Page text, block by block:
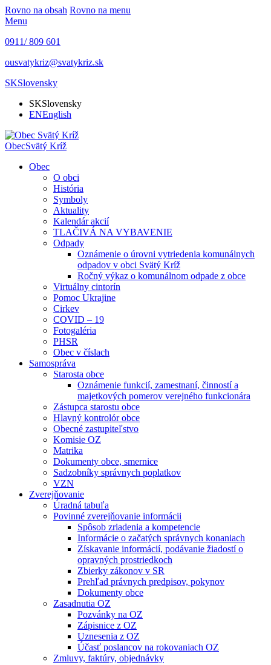
Rovno na obsah Rovno na menu
Menu
0911/ 809 601
ousvatykriz@svatykriz.sk
SKSlovensky
SKSlovensky
ENEnglish
ObecSvätý Kríž
Obec
O obci
História
Symboly
Aktuality
Kalendár akcií
TLAČIVÁ NA VYBAVENIE
Odpady
Oznámenie o úrovni vytriedenia komunálnych
odpadov v obci Svätý Kríž
Ročný výkaz o komunálnom odpade z obce
Virtuálny cintorín
Pomoc Ukrajine
Cirkev
COVID – 19
Fotogaléria
PHSR
Obec v číslach
Samospráva
Starosta obce
Oznámenie funkcií, zamestnaní, činností a
majetkových pomerov verejného funkcionára
Zástupca starostu obce
Hlavný kontrolór obce
Obecné zastupiteľstvo
Komisie OZ
Matrika
Dokumenty obce, smernice
Sadzobníky správnych poplatkov
VZN
Zverejňovanie
Úradná tabuľa
Povinné zverejňovanie informácii
Spôsob zriadenia a kompetencie
Informácie o začatých správnych konaniach
Získavanie informácií, podávanie žiadostí o
opravných prostriedkoch
Zbierky zákonov v SR
Prehľad právnych predpisov, pokynov
Dokumenty obce
Zasadnutia OZ
Pozvánky na OZ
Zápisnice z OZ
Uznesenia z OZ
Účasť poslancov na rokovaniach OZ
Zmluvy, faktúry, objednávky